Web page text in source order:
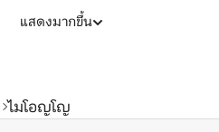
แสดงมากขึ้น
ไมโอญโญ